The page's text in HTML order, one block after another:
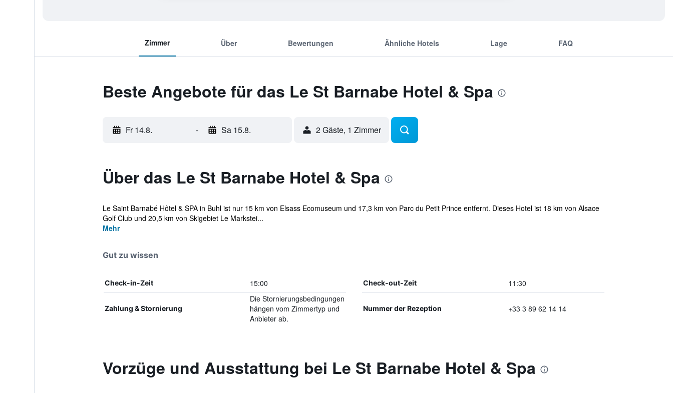
Zimmer Über Bewertungen Ähnliche Hotels Lage FAQ
Beste Angebote für das Le St Barnabe Hotel & Spa
Fr 14.8. - Sa 15.8. 2 Gäste, 1 Zimmer
Über das Le St Barnabe Hotel & Spa
Le Saint Barnabé Hôtel & SPA in Buhl ist nur 15 km von Elsass Ecomuseum und 17,3 km von Parc du Petit Prince entfernt. Dieses Hotel ist 18 km von Alsace
Golf Club und 20,5 km von Skigebiet Le Markstei...
Mehr
Gut zu wissen
Check-in-Zeit 15:00 Check-out-Zeit 11:30
Zahlung & Stornierung
Die Stornierungsbedingungen
hängen vom Zimmertyp und
Anbieter ab.
Nummer der Rezeption +33 3 89 62 14 14
Vorzüge und Ausstattung bei Le St Barnabe Hotel & Spa